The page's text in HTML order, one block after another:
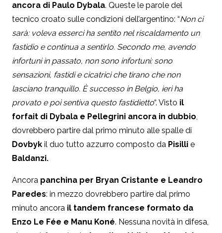
ancora di Paulo Dybala. Queste le parole del
tecnico croato sulle condizioni dell’argentino: “Non ci
sarà: voleva esserci ha sentito nel riscaldamento un
fastidio e continua a sentirlo. Secondo me, avendo
infortuni in passato, non sono infortuni: sono
sensazioni, fastidi e cicatrici che tirano che non
lasciano tranquillo. È successo in Belgio, ieri ha
provato e poi sentiva questo fastidietto“. Visto il
forfait di Dybala e Pellegrini ancora in dubbio,
dovrebbero partire dal primo minuto alle spalle di
Dovbyk il duo tutto azzurro composto da Pisilli e
Baldanzi.
Ancora panchina per Bryan Cristante e Leandro
Paredes: in mezzo dovrebbero partire dal primo
minuto ancora il tandem francese formato da
Enzo Le Fée e Manu Koné. Nessuna novità in difesa,